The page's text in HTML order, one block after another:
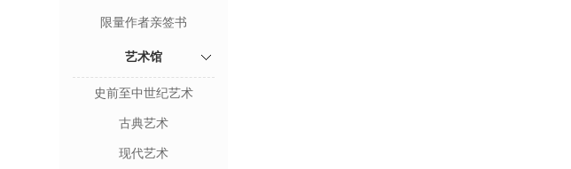
限量作者亲签书
艺术馆
史前至中世纪艺术
古典艺术
现代艺术